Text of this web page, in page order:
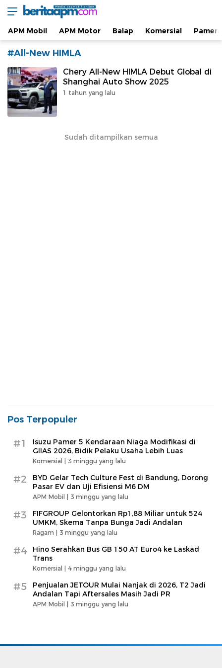
beritaapm.com
Berita Otomotif dan Informasi APM Otomotif
APM Mobil APM Motor Balap Komersial
#All-New HIMLA
Chery All-New HIMLA Debut Global di
Shanghai Auto Show 2025
1 tahun yang lalu
Sudah ditampilkan semua
Pos Terpopuler
#1
Isuzu Pamer 5 Kendaraan Niaga Modifikasi di
GIIAS 2026, Bidik Pelaku Usaha Lebih Luas
Komersial | 3 minggu yang lalu
#2
BYD Gelar Tech Culture Fest di Bandung, Dorong
Pasar EV dan Uji Efisiensi M6 DM
APM Mobil | 3 minggu yang lalu
#3
FIFGROUP Gelontorkan Rp1,88 Miliar untuk 524
UMKM, Skema Tanpa Bunga Jadi Andalan
Ragam | 3 minggu yang lalu
#4
Hino Serahkan Bus GB 150 AT Euro4 ke Laskad
Trans
Komersial | 4 minggu yang lalu
#5
Penjualan JETOUR Mulai Nanjak di 2026, T2 Jadi
Andalan Tapi Aftersales Masih Jadi PR
APM Mobil | 3 minggu yang lalu